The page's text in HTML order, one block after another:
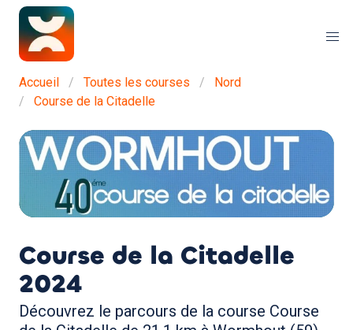
Accueil Toutes les courses
Nord
Course de la Citadelle
Course de la Citadelle
2024
Découvrez le parcours de la course Course